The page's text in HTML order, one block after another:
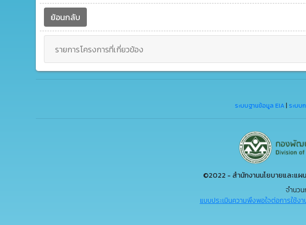
ย้อนกลับ
รายการโครงการที่เกี่ยวข้อง
ระบบฐานข้อมูล EIA ระบบ
©2022 - สำนักงานนโยบายและแ
จำนวน
แบบประเมินความพึงพอใจต่อการใช้ง